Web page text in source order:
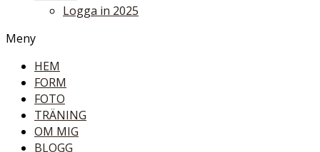
Logga in 2025
Meny
HEM
FORM
FOTO
TRÄNING
OM MIG
BLOGG